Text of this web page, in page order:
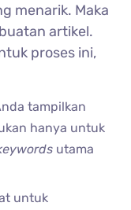
menarik. Maka
artikel.
proses ini,
tampilkan
hanya untuk
utama
untuk